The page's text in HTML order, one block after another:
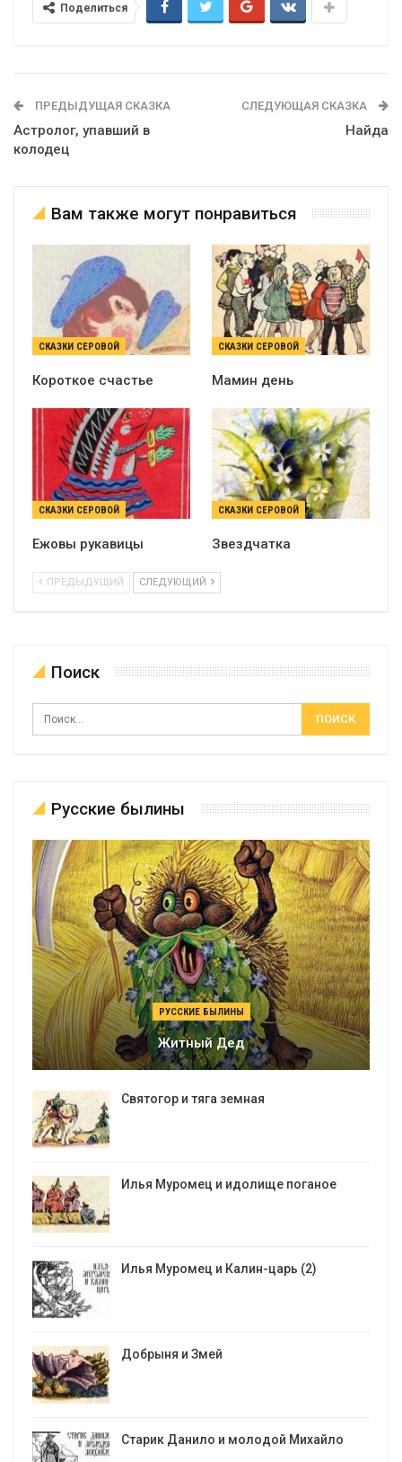
Поделиться
ПРЕДЫДУЩАЯ СКАЗКА
Астролог, упавший в
колодец
СЛЕДУЮЩАЯ СКАЗКА
Найда
Вам также могут понравиться
СКАЗКИ СЕРОВОЙ
Короткое счастье
СКАЗКИ СЕРОВОЙ
Мамин день
СКАЗКИ СЕРОВОЙ
Ежовы рукавицы
СКАЗКИ СЕРОВОЙ
Звездчатка
ПРЕДЫДУЩИЙ СЛЕДУЮЩИЙ
Поиск
Русские былины
РУССКИЕ БЫЛИНЫ
Житный Дед
Святогор и тяга земная
Илья Муромец и идолище поганое
Илья Муромец и Калин-царь (2)
Добрыня и Змей
Старик Данило и молодой Михайло